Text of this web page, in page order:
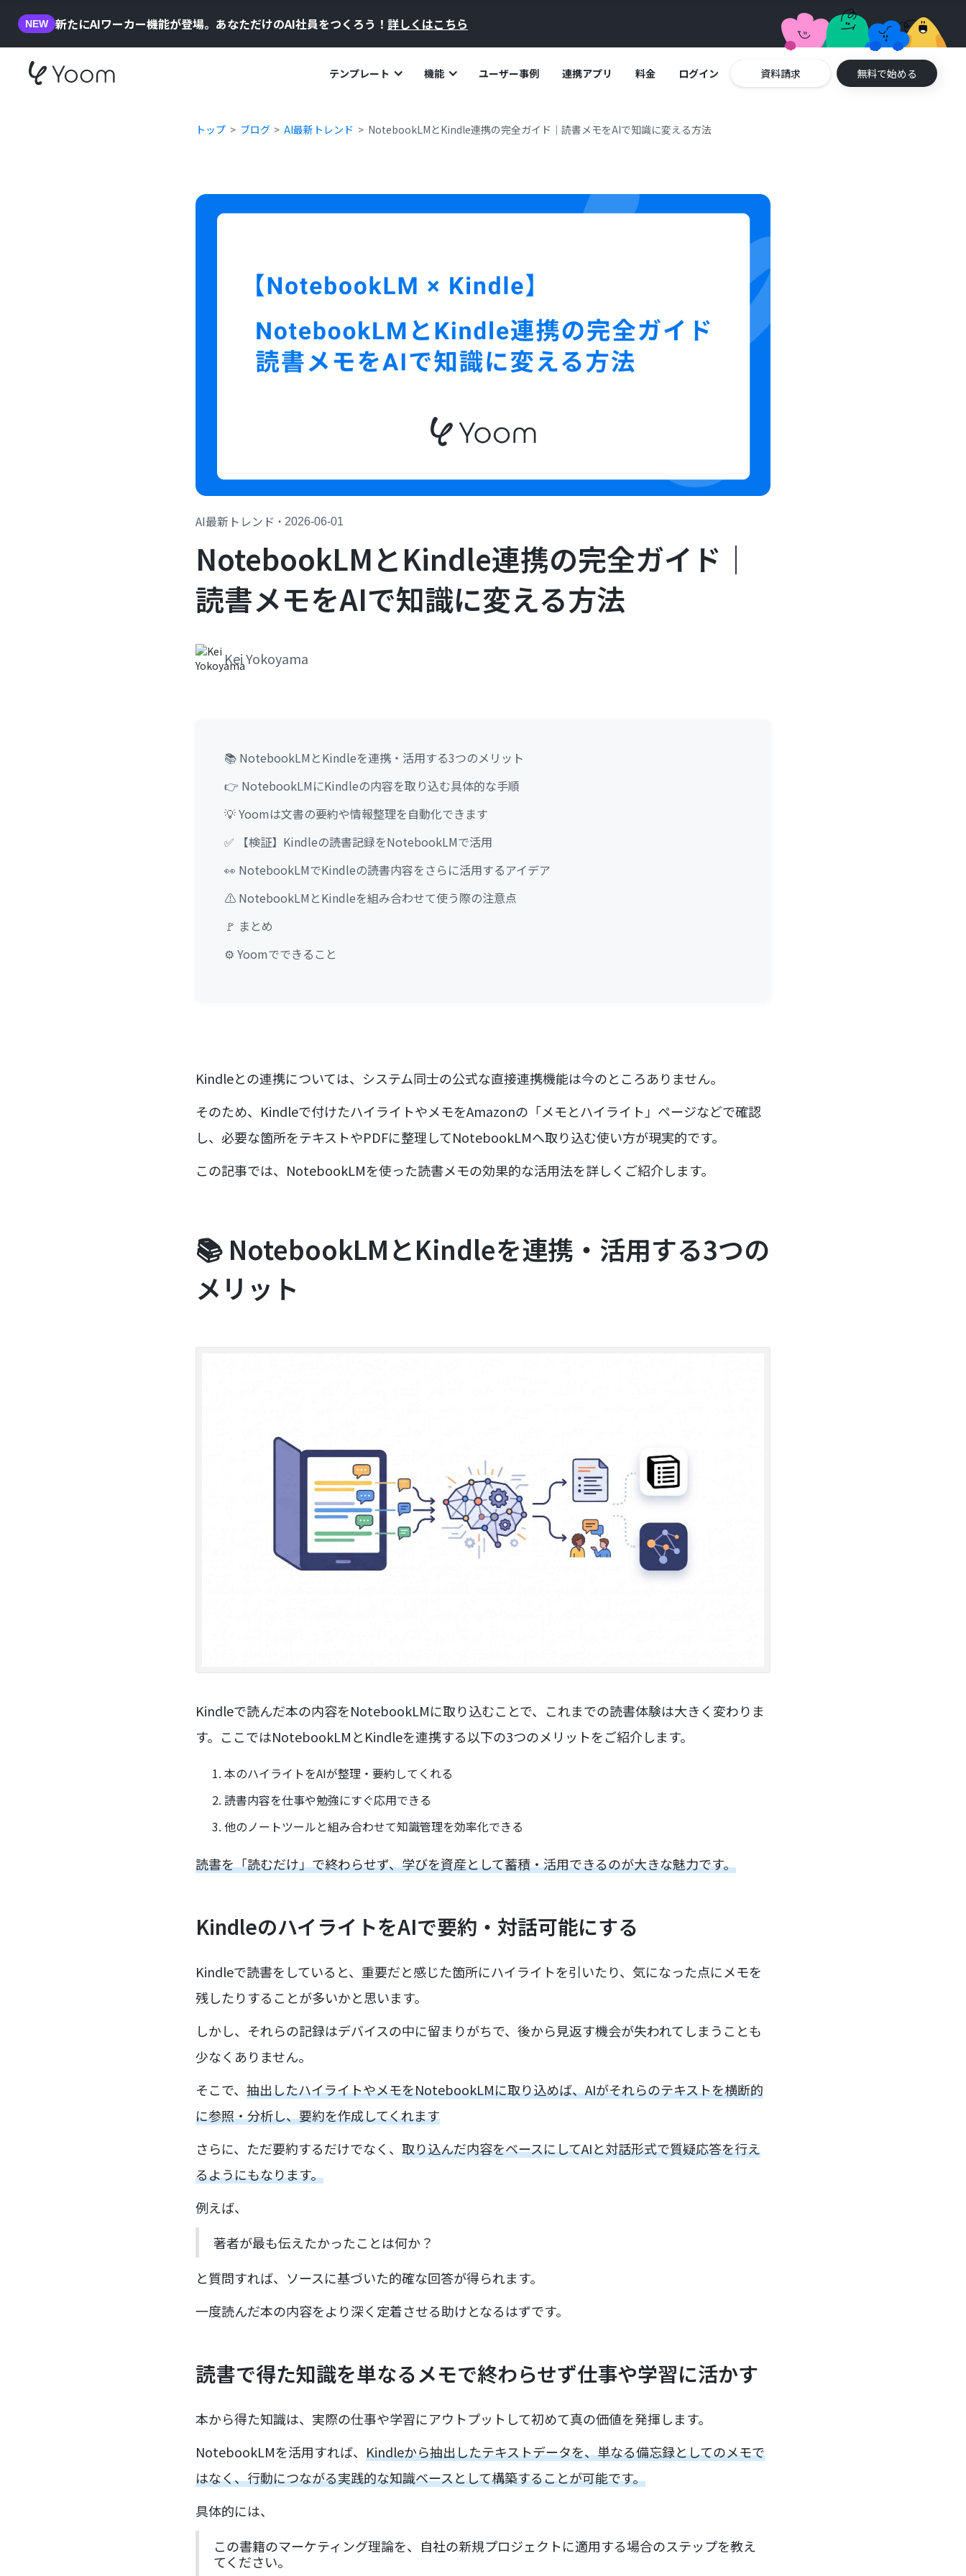
NEW 新たにAIワーカー機能が登場。あなただけのAI社員をつくろう！ 詳しくはこちら
テンプレート 機能 ユーザー事例 連携アプリ 料金 ログイン 資料請求 無料で始める
トップ ブログ AI最新トレンド NotebookLMとKindle連携の完全ガイド｜読書メモをAIで知識に変える方法
AI最新トレンド ・ 2026-06-01
NotebookLMとKindle連携の完全ガイド｜
読書メモをAIで知識に変える方法
Kei Yokoyama
📚 NotebookLMとKindleを連携・活用する3つのメリット
👉 NotebookLMにKindleの内容を取り込む具体的な手順
💡 Yoomは文書の要約や情報整理を自動化できます
✅ 【検証】Kindleの読書記録をNotebookLMで活用
👀 NotebookLMでKindleの読書内容をさらに活用するアイデア
⚠️ NotebookLMとKindleを組み合わせて使う際の注意点
🚩 まとめ
⚙️ Yoomでできること
Kindleとの連携については、システム同士の公式な直接連携機能は今のところありません。
そのため、Kindleで付けたハイライトやメモをAmazonの「メモとハイライト」ページなどで確認
し、必要な箇所をテキストやPDFに整理してNotebookLMへ取り込む使い方が現実的です。
この記事では、NotebookLMを使った読書メモの効果的な活用法を詳しくご紹介します。
📚 NotebookLMとKindleを連携・活用する3つの
メリット
Kindleで読んだ本の内容をNotebookLMに取り込むことで、これまでの読書体験は大きく変わりま
す。ここではNotebookLMとKindleを連携する以下の3つのメリットをご紹介します。
本のハイライトをAIが整理・要約してくれる
読書内容を仕事や勉強にすぐ応用できる
他のノートツールと組み合わせて知識管理を効率化できる
読書を「読むだけ」で終わらせず、学びを資産として蓄積・活用できるのが大きな魅力です。
KindleのハイライトをAIで要約・対話可能にする
Kindleで読書をしていると、重要だと感じた箇所にハイライトを引いたり、気になった点にメモを
残したりすることが多いかと思います。
しかし、それらの記録はデバイスの中に留まりがちで、後から見返す機会が失われてしまうことも
少なくありません。
そこで、 抽出したハイライトやメモをNotebookLMに取り込めば、AIがそれらのテキストを横断的
に参照・分析し、要約を作成してくれます
さらに、ただ要約するだけでなく、 取り込んだ内容をベースにしてAIと対話形式で質疑応答を行え
るようにもなります。
例えば、
著者が最も伝えたかったことは何か？
と質問すれば、ソースに基づいた的確な回答が得られます。
一度読んだ本の内容をより深く定着させる助けとなるはずです。
読書で得た知識を単なるメモで終わらせず仕事や学習に活かす
本から得た知識は、実際の仕事や学習にアウトプットして初めて真の価値を発揮します。
NotebookLMを活用すれば、 Kindleから抽出したテキストデータを、単なる備忘録としてのメモで
はなく、行動につながる実践的な知識ベースとして構築することが可能です。
具体的には、
この書籍のマーケティング理論を、自社の新規プロジェクトに適用する場合のステップを教え
てください。